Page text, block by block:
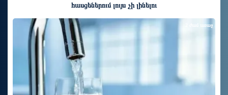
հասցեներում լույս չի լինելու
2 ժամ առաջ